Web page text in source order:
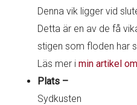
Denna vik ligger vid
Detta är en av de få
stigen som floden har
Läs mer imin artikel
Plats –
Sydkusten